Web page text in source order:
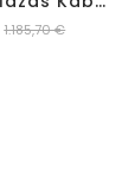
1.185,70 €